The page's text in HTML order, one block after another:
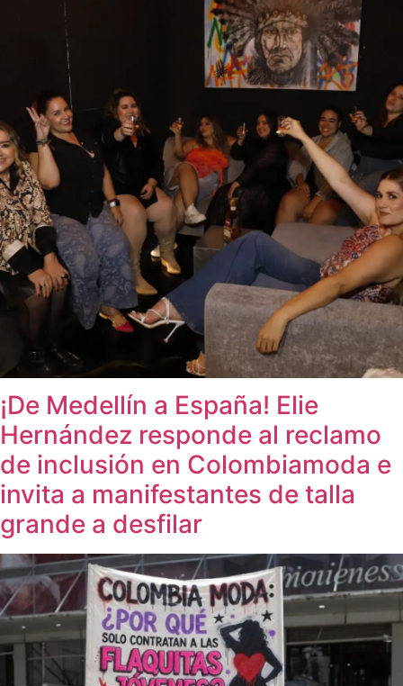
¡De Medellín a España! Elie
Hernández responde al reclamo
de inclusión en Colombiamoda e
invita a manifestantes de talla
grande a desfilar